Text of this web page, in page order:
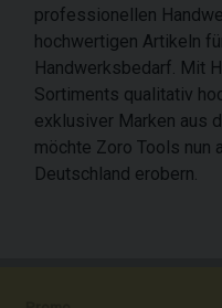
professionellen
hochwertigen Artikeln
Handwerksbedarf. Mit
Sortiments qualitativ
exklusiver Marken aus
möchte Zoro Tools nun
Deutschland erobern.